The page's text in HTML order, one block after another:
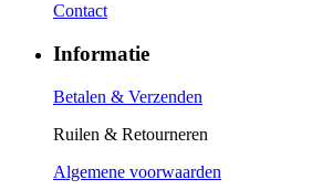
Contact
Informatie
Betalen & Verzenden
Ruilen & Retourneren
Algemene voorwaarden